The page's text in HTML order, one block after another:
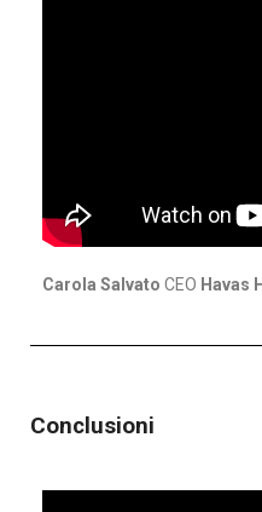
Carola Salvato CEO Havas
Conclusioni